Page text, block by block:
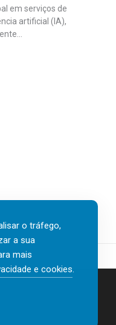
em serviços de
artificial (IA),
o tráfego,
a sua
mais
e cookies.